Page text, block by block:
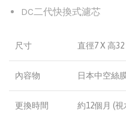
DC二代快換式濾芯
尺寸 直徑7 X 高32
內容物 日本中空絲
更換時間 約12個月 (